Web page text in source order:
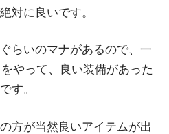
対に良いです。
らいのマナがあるので、一
やって、良い装備があった
す。
方が当然良いアイテムが出